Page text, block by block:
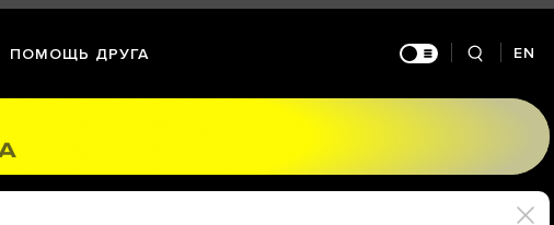
ПОМОЩЬ ДРУГА EN